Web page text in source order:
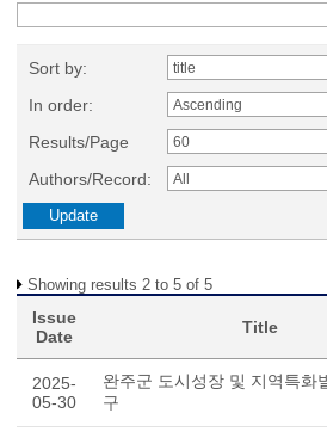
Sort by:
In order:
Results/Page
Authors/Record:
Showing results 2 to 5 of 5
Issue
Date
Title
2025-
05-30
완주군 도시성장 및 지역특화
구